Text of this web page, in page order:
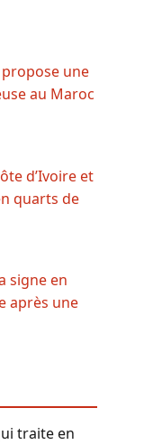
une
au Maroc
d’Ivoire et
quarts de
signe en
après une
traite en